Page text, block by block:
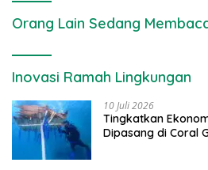
Orang Lain Sedang
Inovasi Ramah Lingkungan
10 Juli 2026
Tingkatkan
Dipasang di Coral